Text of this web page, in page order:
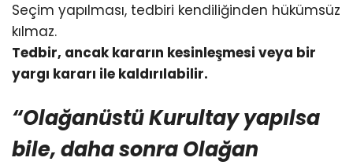
Seçim yapılması, tedbiri kendiliğinden hükümsüz
kılmaz.
Tedbir, ancak kararın kesinleşmesi veya bir
yargı kararı ile kaldırılabilir.
“Olağanüstü Kurultay yapılsa
bile, daha sonra Olağan